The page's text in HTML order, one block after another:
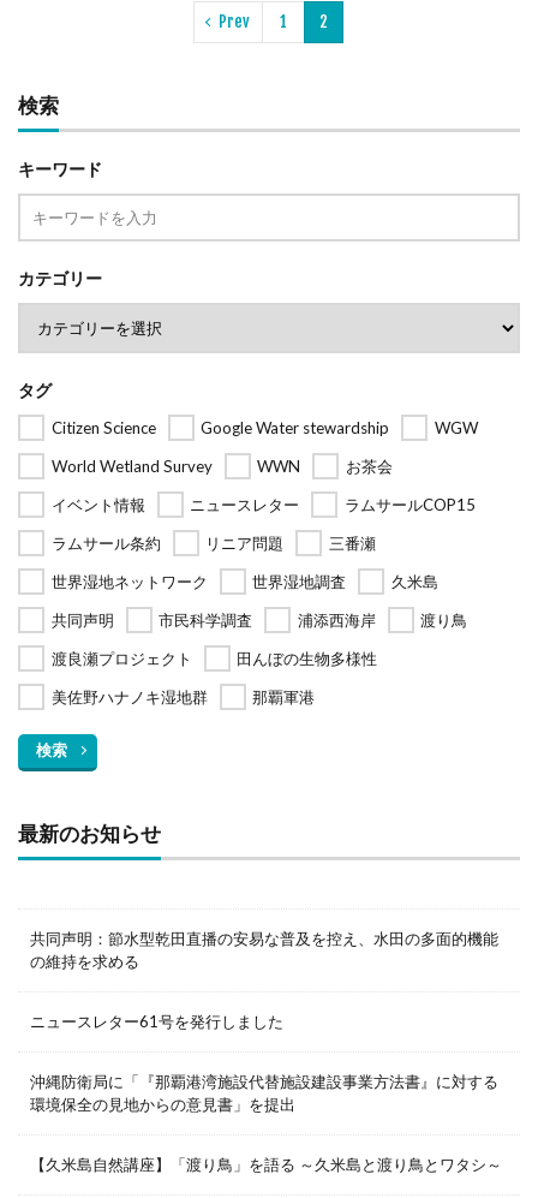
Prev 1 2
検索
キーワード
カテゴリー
タグ
Citizen Science Google Water stewardship
WGW
World Wetland Survey
WWN
お茶会
イベント情報
ニュースレター
ラムサールCOP15
ラムサール条約
リニア問題
三番瀬
世界湿地ネットワーク
世界湿地調査
久米島
共同声明
市民科学調査 浦添西海岸
渡り鳥
渡良瀬プロジェクト
田んぼの生物多様性
美佐野ハナノキ湿地群
那覇軍港
検索
最新のお知らせ
共同声明：節水型乾田直播の安易な普及を控え、水田の多面的機能
の維持を求める
ニュースレター61号を発行しました
沖縄防衛局に「『那覇港湾施設代替施設建設事業方法書』に対する
環境保全の見地からの意見書」を提出
【久米島自然講座】「渡り鳥」を語る ～久米島と渡り鳥とワタシ～